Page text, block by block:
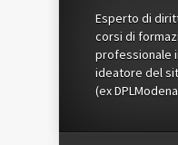
Esperto di
corsi di
professionale
ideatore del
(ex